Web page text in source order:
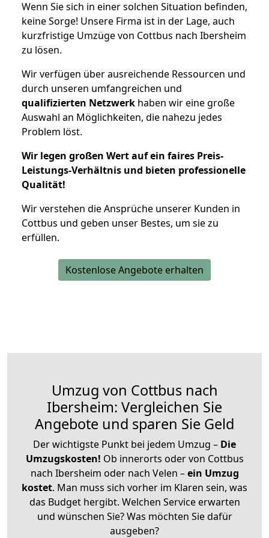
Wenn Sie sich in einer solchen Situation befinden,
keine Sorge! Unsere Firma ist in der Lage, auch
kurzfristige Umzüge von Cottbus nach Ibersheim
zu lösen.
Wir verfügen über ausreichende Ressourcen und
durch unseren umfangreichen und
qualifizierten Netzwerk haben wir eine große
Auswahl an Möglichkeiten, die nahezu jedes
Problem löst.
Wir legen großen Wert auf ein faires Preis-
Leistungs-Verhältnis und bieten professionelle
Qualität!
Wir verstehen die Ansprüche unserer Kunden in
Cottbus und geben unser Bestes, um sie zu
erfüllen.
Kostenlose Angebote erhalten
Umzug von Cottbus nach
Ibersheim: Vergleichen Sie
Angebote und sparen Sie Geld
Der wichtigste Punkt bei jedem Umzug – Die
Umzugskosten! Ob innerorts oder von Cottbus
nach Ibersheim oder nach Velen –ein Umzug
kostet. Man muss sich vorher im Klaren sein, was
das Budget hergibt. Welchen Service erwarten
und wünschen Sie? Was möchten Sie dafür
ausgeben?